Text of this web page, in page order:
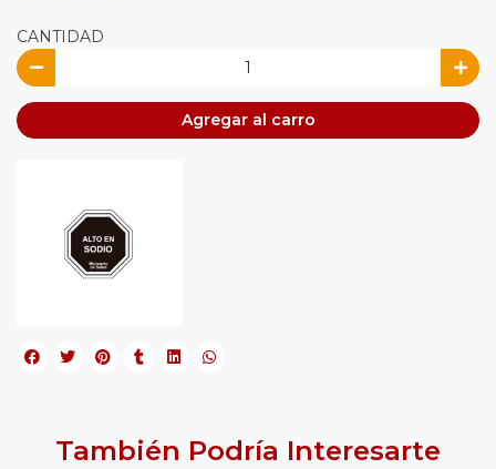
CANTIDAD
Agregar al carro
También Podría Interesarte